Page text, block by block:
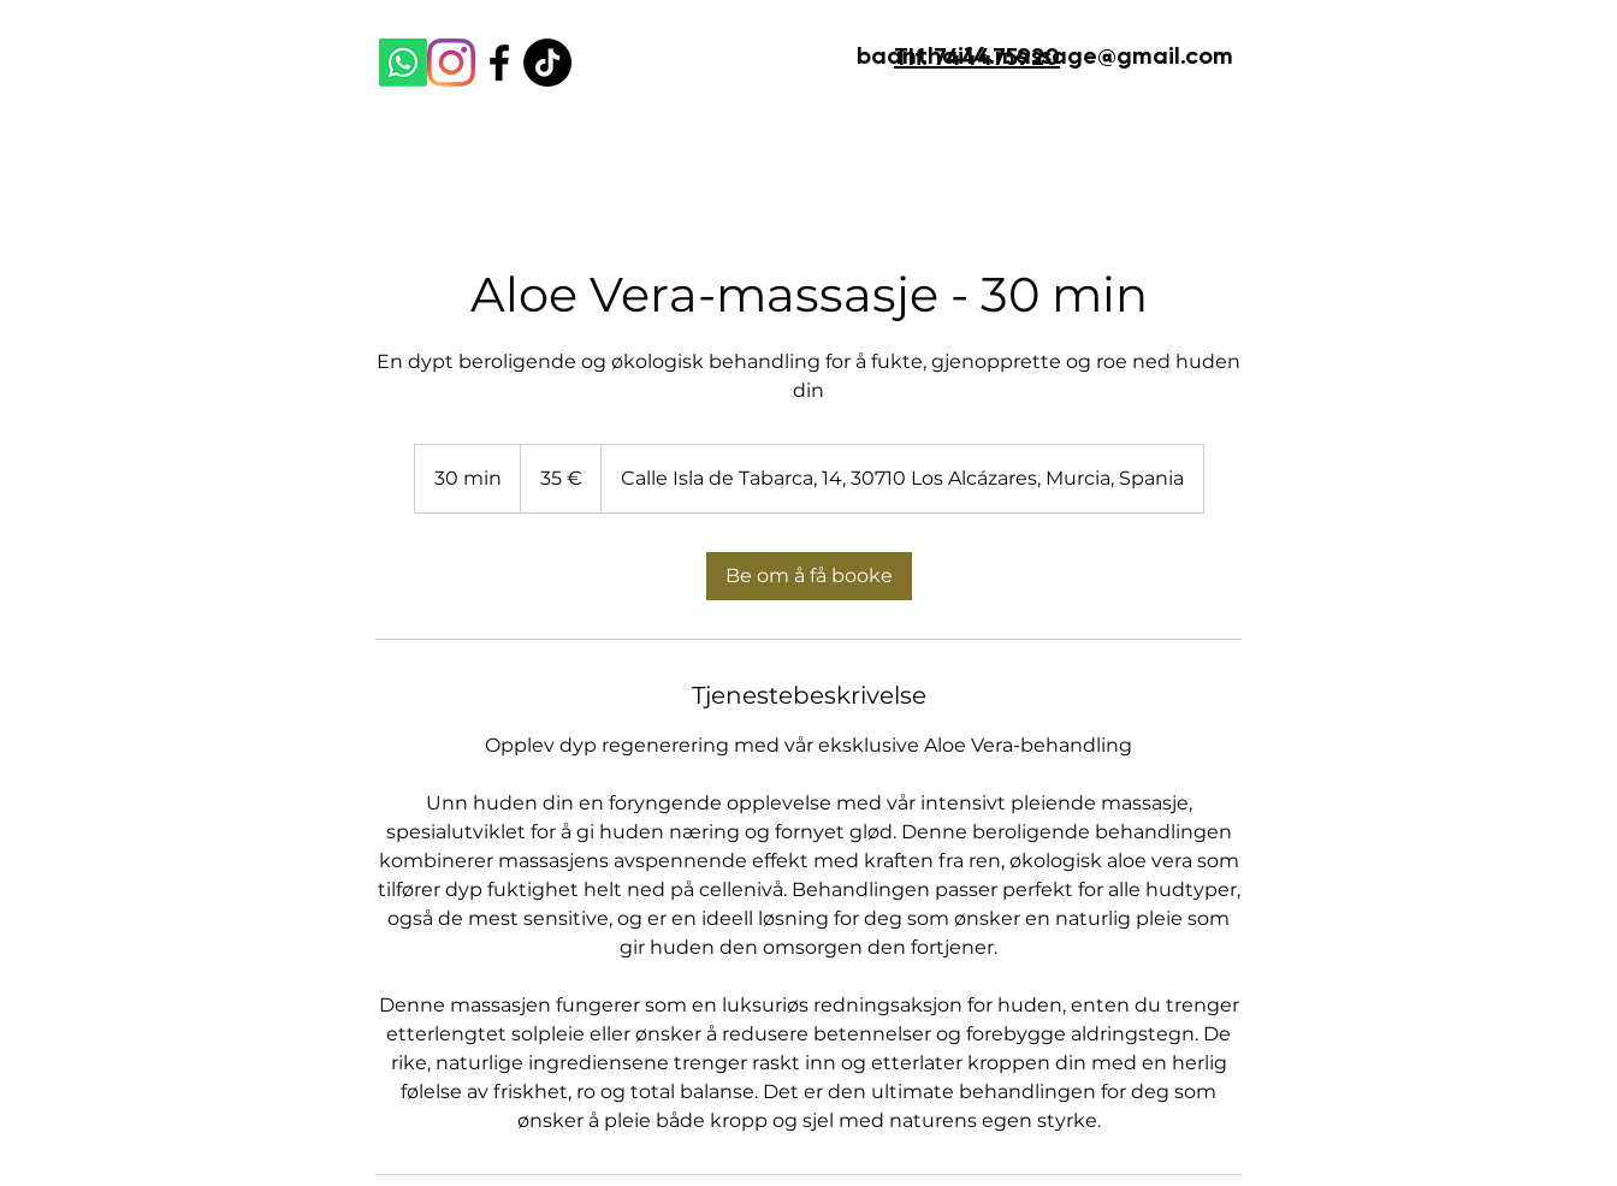
Tlf. 744475920
baanthai14.massage@gmail.com
Aloe Vera-massasje - 30 min
En dypt beroligende og økologisk behandling for å fukte, gjenopprette og roe ned huden
din
30 min
0
35 € Calle Isla de Tabarca, 14, 30710 Los Alcázares, Murcia, Spania
Be om å få booke
Tjenestebeskrivelse
Opplev dyp regenerering med vår eksklusive Aloe Vera-behandling
Unn huden din en foryngende opplevelse med vår intensivt pleiende massasje,
spesialutviklet for å gi huden næring og fornyet glød. Denne beroligende behandlingen
kombinerer massasjens avspennende effekt med kraften fra ren, økologisk aloe vera som
tilfører dyp fuktighet helt ned på cellenivå. Behandlingen passer perfekt for alle hudtyper,
også de mest sensitive, og er en ideell løsning for deg som ønsker en naturlig pleie som
gir huden den omsorgen den fortjener.
Denne massasjen fungerer som en luksuriøs redningsaksjon for huden, enten du trenger
etterlengtet solpleie eller ønsker å redusere betennelser og forebygge aldringstegn. De
rike, naturlige ingrediensene trenger raskt inn og etterlater kroppen din med en herlig
følelse av friskhet, ro og total balanse. Det er den ultimate behandlingen for deg som
ønsker å pleie både kropp og sjel med naturens egen styrke.